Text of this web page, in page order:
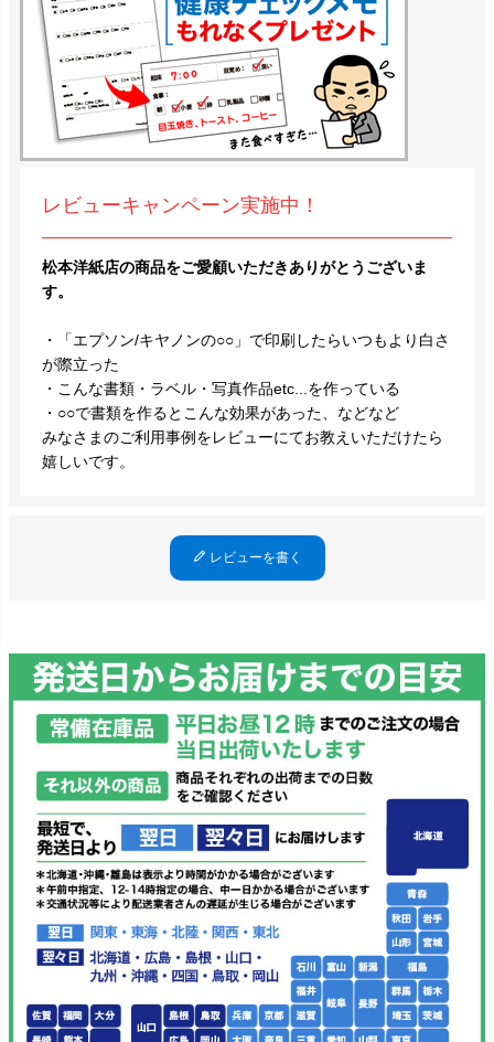
レビューキャンペーン実施中！
松本洋紙店の商品をご愛顧いただきありがとうございま
す。
・「エプソン/キヤノンの○○」で印刷したらいつもより白さ
が際立った
・こんな書類・ラベル・写真作品etc...を作っている
・○○で書類を作るとこんな効果があった、などなど
みなさまのご利用事例をレビューにてお教えいただけたら
嬉しいです。
レビューを書く